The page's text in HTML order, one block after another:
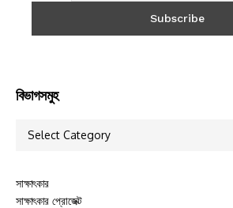
বিভাগসমুহ
সাক্ষাৎকার
সাক্ষাৎকার প্রোজেক্ট